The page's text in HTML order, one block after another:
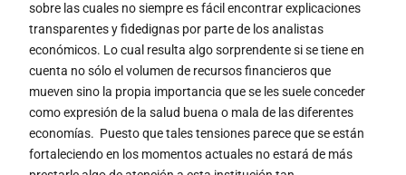
sobre las cuales no siempre es fácil encontrar explicaciones
transparentes y fidedignas por parte de los analistas
económicos. Lo cual resulta algo sorprendente si se tiene en
cuenta no sólo el volumen de recursos financieros que
mueven sino la propia importancia que se les suele conceder
como expresión de la salud buena o mala de las diferentes
economías. Puesto que tales tensiones parece que se están
fortaleciendo en los momentos actuales no estará de más